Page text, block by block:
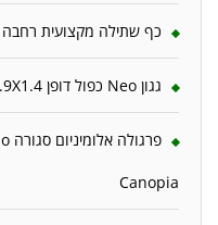
כף שתילה מקצועית רחבה LU-2K – WOLF
גגון Neo כפול דופן 0.9X1.4 מבית פלרם – Canopia
Canopia